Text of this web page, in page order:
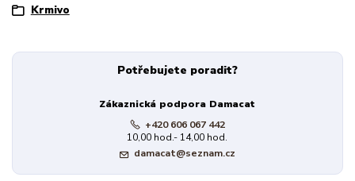
Krmivo
Potřebujete poradit?
Zákaznická podpora Damacat
+420 606 067 442
10,00 hod.- 14,00 hod.
damacat@seznam.cz